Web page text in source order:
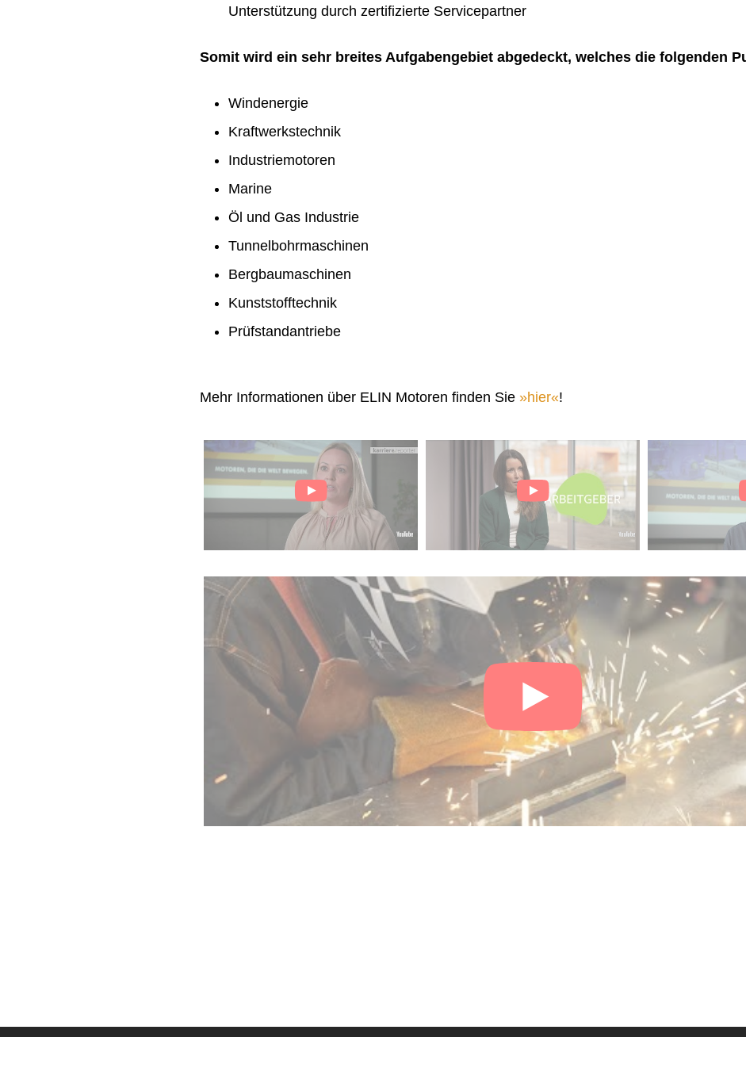
Unterstützung durch zertifizierte Servicepartner
Somit wird ein sehr breites Aufgabengebiet abgedeckt, welches die folgenden
Windenergie
Kraftwerkstechnik
Industriemotoren
Marine
Öl und Gas Industrie
Tunnelbohrmaschinen
Bergbaumaschinen
Kunststofftechnik
Prüfstandantriebe
Mehr Informationen über ELIN Motoren finden Sie hier !